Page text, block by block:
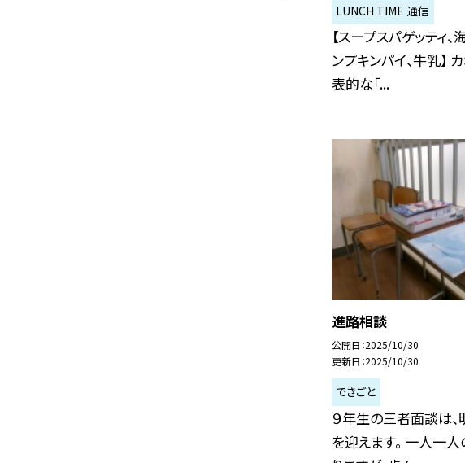
LUNCH TIME 通信
【スープスパゲッティ、
ンプキンパイ、牛乳】
表的な「...
進路相談
公開日 2025/10/30
更新日 2025/10/30
できごと
９年生の三者面談は、
を迎えます。 一人一